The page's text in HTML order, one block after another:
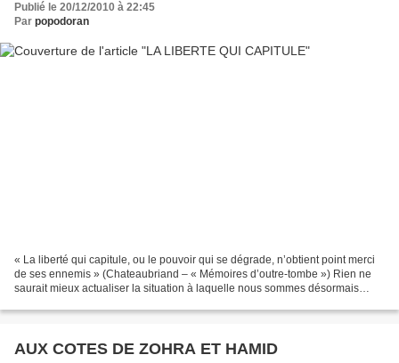
Publié le 20/12/2010 à 22:45
Par popodoran
« La liberté qui capitule, ou le pouvoir qui se dégrade, n’obtient point merci
de ses ennemis » (Chateaubriand – « Mémoires d’outre-tombe ») Rien ne
saurait mieux actualiser la situation à laquelle nous sommes désormais
AUX COTES DE ZOHRA ET HAMID